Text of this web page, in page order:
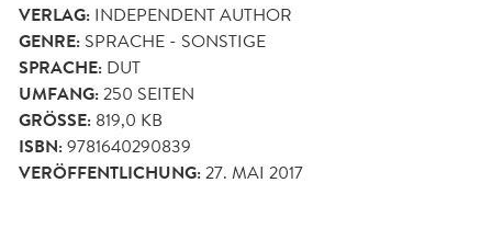
VERLAG: INDEPENDENT AUTHOR
GENRE: SPRACHE - SONSTIGE
SPRACHE: DUT
UMFANG:250 SEITEN
GRÖSSE: 819,0 KB
ISBN:9781640290839
VERÖFFENTLICHUNG:27. MAI 2017